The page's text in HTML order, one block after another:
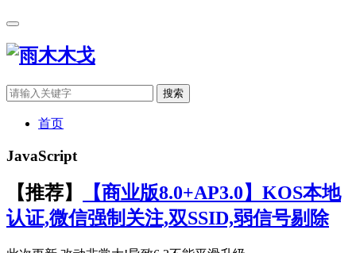
搜索
首页
JavaScript
【推荐】
【商业版8.0+AP3.0】KOS本地
认证,微信强制关注,双SSID,弱信号剔除